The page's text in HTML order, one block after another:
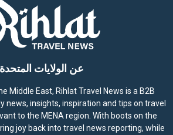
عن الولايات المتحدة
Middle East, Rihlat Travel News is a B2B
news, insights, inspiration and tips on travel
to the MENA region. With boots on the
joy back into travel news reporting, while